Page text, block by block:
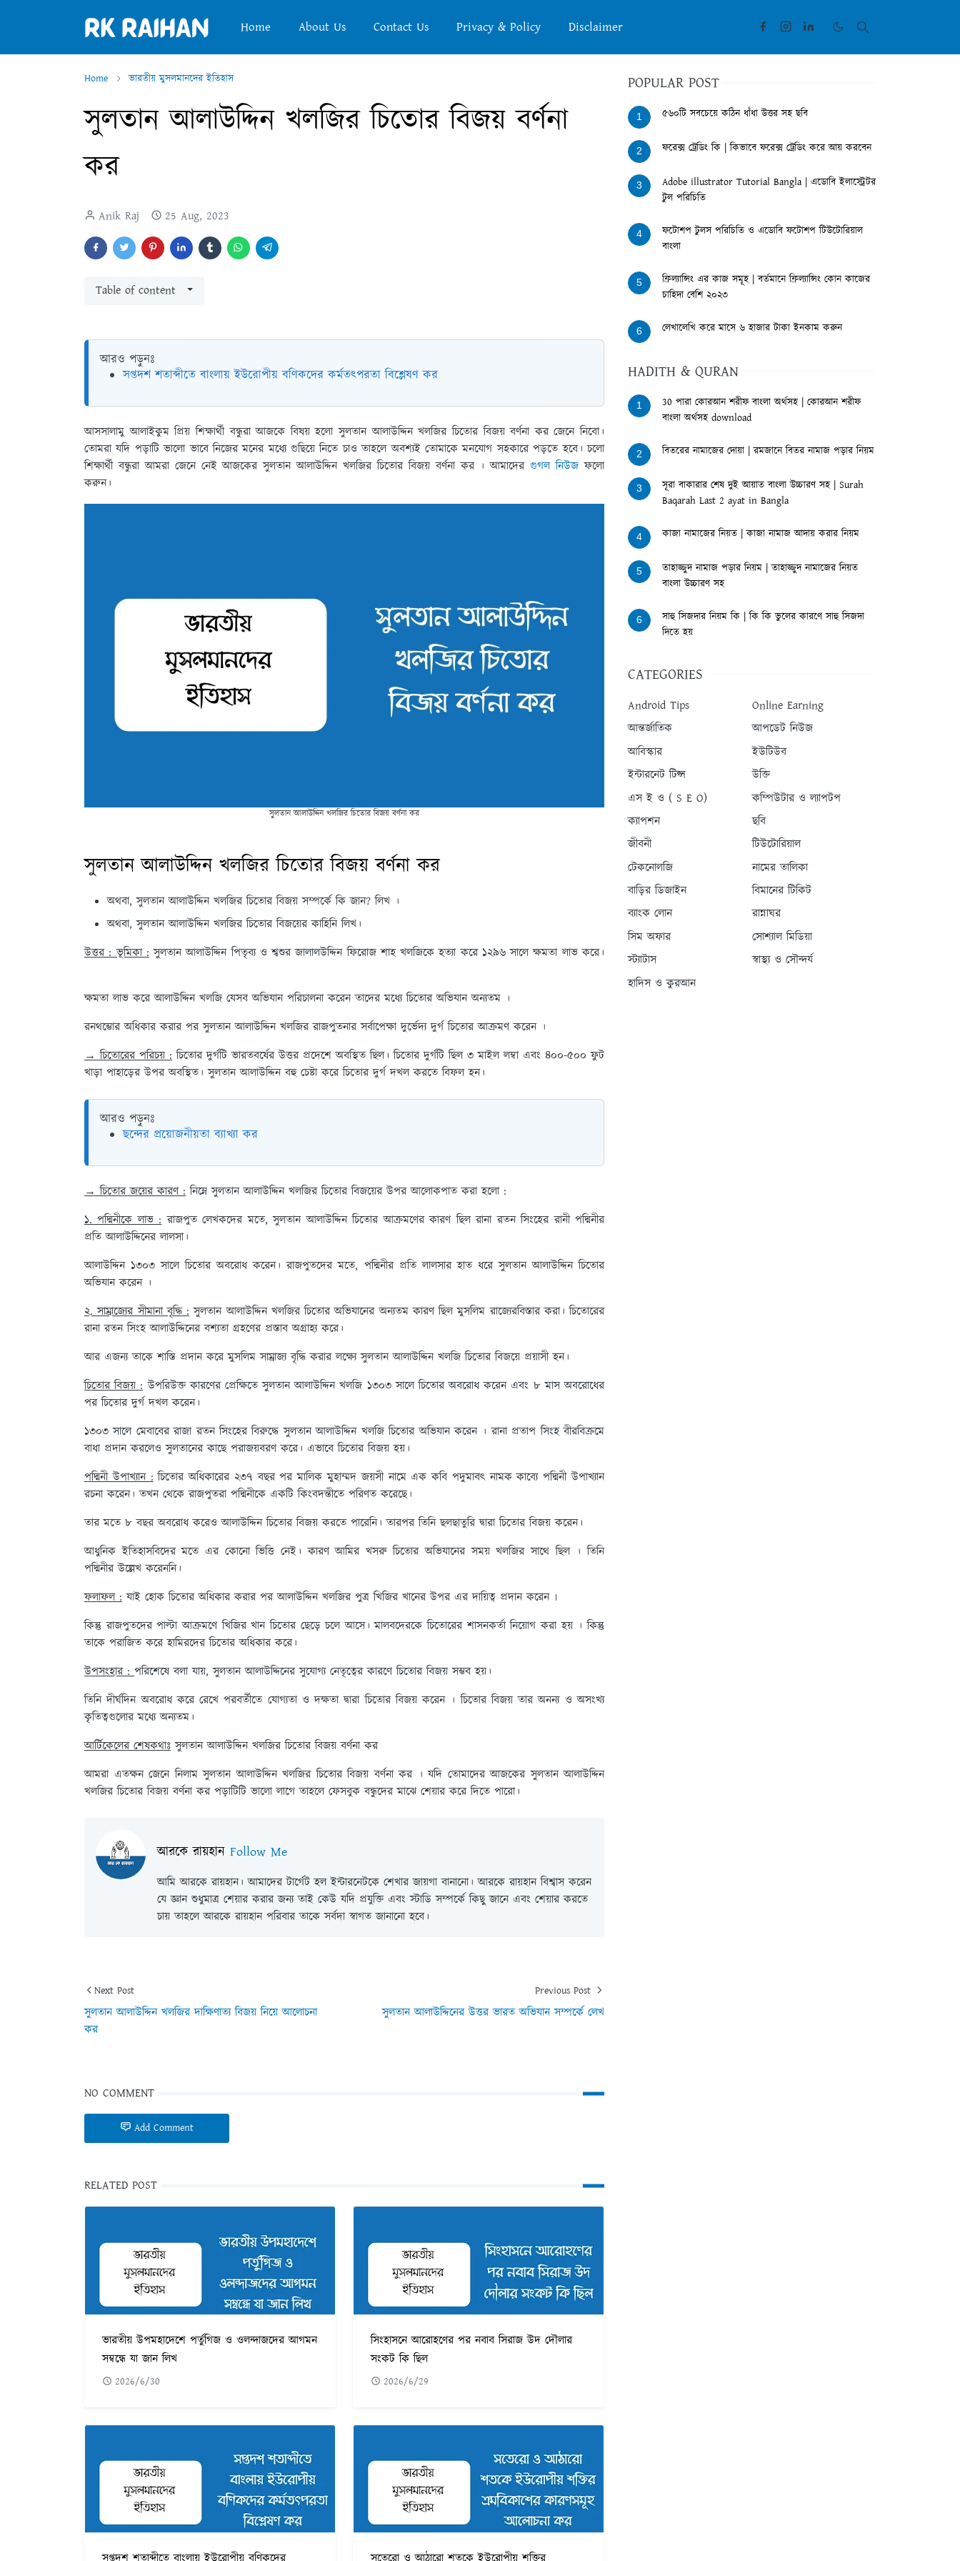
Home About Us Contact Us Privacy & Policy Disclaimer
Home ভারতীয় মুসলমানদের ইতিহাস
সুলতান আলাউদ্দিন খলজির চিতোর বিজয় বর্ণনা
কর
Anik Raj 25 Aug, 2023
Table of content
আরও পড়ুনঃ
সপ্তদশ শতাব্দীতে বাংলায় ইউরোপীয় বণিকদের কর্মতৎপরতা বিশ্লেষণ কর
আসসালামু আলাইকুম প্রিয় শিক্ষার্থী বন্ধুরা আজকে বিষয় হলো সুলতান আলাউদ্দিন খলজির চিতোর বিজয় বর্ণনা কর জেনে নিবো।
তোমরা যদি পড়াটি ভালো ভাবে নিজের মনের মধ্যে গুছিয়ে নিতে চাও তাহলে অবশ্যই তোমাকে মনযোগ সহকারে পড়তে হবে। চলো
শিক্ষার্থী বন্ধুরা আমরা জেনে নেই আজকের সুলতান আলাউদ্দিন খলজির চিতোর বিজয় বর্ণনা কর । আমাদেরগুগল নিউজ ফলো
করুন।
সুলতান আলাউদ্দিন খলজির চিতোর বিজয় বর্ণনা কর
সুলতান আলাউদ্দিন খলজির চিতোর বিজয় বর্ণনা কর
অথবা, সুলতান আলাউদ্দিন খলজির চিতোর বিজয় সম্পর্কে কি জান? লিখ ।
অথবা, সুলতান আলাউদ্দিন খলজির চিতোর বিজয়ের কাহিনি লিখ।
উত্তর : ভূমিকা :সুলতান আলাউদ্দিন পিতৃব্য ও শ্বশুর জালালউদ্দিন ফিরোজ শাহ খলজিকে হত্যা করে ১২৯৬ সালে ক্ষমতা লাভ করে।
ক্ষমতা লাভ করে আলাউদ্দিন খলজি যেসব অভিযান পরিচালনা করেন তাদের মধ্যে চিতোর অভিযান অন্যতম ।
রনথম্ভোর অধিকার করার পর সুলতান আলাউদ্দিন খলজির রাজপুতনার সর্বাপেক্ষা দুর্ভেদ্য দুর্গ চিতোর আক্রমণ করেন ।
→ চিতোরের পরিচয় : চিতোর দুর্গটি ভারতবর্ষের উত্তর প্রদেশে অবস্থিত ছিল। চিতোর দুর্গটি ছিল ৩ মাইল লম্বা এবং ৪০০-৫০০ ফুট
খাড়া পাহাড়ের উপর অবস্থিত। সুলতান আলাউদ্দিন বহু চেষ্টা করে চিতোর দুর্গ দখল করতে বিফল হন।
আরও পড়ুনঃ
ছন্দের প্রয়োজনীয়তা ব্যাখ্যা কর
→ চিতোর জয়ের কারণ : নিম্নে সুলতান আলাউদ্দিন খলজির চিতোর বিজয়ের উপর আলোকপাত করা হলো :
১. পদ্মিনীকে লাভ :রাজপুত লেখকদের মতে, সুলতান আলাউদ্দিন চিতোর আক্রমণের কারণ ছিল রানা রতন সিংহের রানী পদ্মিনীর
প্রতি আলাউদ্দিনের লালসা।
আলাউদ্দিন ১৩০৩ সালে চিতোর অবরোধ করেন। রাজপুতদের মতে, পদ্মিনীর প্রতি লালসার হাত ধরে সুলতান আলাউদ্দিন চিতোর
অভিযান করেন ।
২. সাম্রাজ্যের সীমানা বৃদ্ধি : সুলতান আলাউদ্দিন খলজির চিতোর অভিযানের অন্যতম কারণ ছিল মুসলিম রাজ্যেরবিস্তার করা। চিতোরের
রানা রতন সিংহ আলাউদ্দিনের বশ্যতা গ্রহণের প্রস্তাব অগ্রাহ্য করে।
আর এজন্য তাকে শাস্তি প্রদান করে মুসলিম সাম্রাজ্য বৃদ্ধি করার লক্ষ্যে সুলতান আলাউদ্দিন খলজি চিতোর বিজয়ে প্রয়াসী হন।
চিতোর বিজয় :উপরিউক্ত কারণের প্রেক্ষিতে সুলতান আলাউদ্দিন খলজি ১৩০৩ সালে চিতোর অবরোধ করেন এবং ৮ মাস অবরোধের
পর চিতোর দুর্গ দখল করেন।
১৩০৩ সালে মেবাবের রাজা রতন সিংহের বিরুদ্ধে সুলতান আলাউদ্দিন খলজি চিতোর অভিযান করেন । রানা প্রতাপ সিংহ বীরবিক্রমে
বাধা প্রদান করলেও সুলতানের কাছে পরাজয়বরণ করে। এভাবে চিতোর বিজয় হয়।
পদ্মিনী উপাখ্যান :চিতোর অধিকারের ২৩৭ বছর পর মালিক মুহাম্মদ জয়সী নামে এক কবি পদুমাবৎ নামক কাব্যে পদ্মিনী উপাখ্যান
রচনা করেন। তখন থেকে রাজপুতরা পদ্মিনীকে একটি কিংবদন্তীতে পরিণত করেছে।
তার মতে ৮ বছর অবরোধ করেও আলাউদ্দিন চিতোর বিজয় করতে পারেনি। তারপর তিনি ছলছাতুরি দ্বারা চিতোর বিজয় করেন।
আধুনিক ইতিহাসবিদের মতে এর কোনো ভিত্তি নেই। কারণ আমির খসরু চিতোর অভিযানের সময় খলজির সাথে ছিল । তিনি
পদ্মিনীর উল্লেখ করেননি।
ফলাফল : যাই হোক চিতোর অধিকার করার পর আলাউদ্দিন খলজির পুত্র খিজির খানের উপর এর দায়িত্ব প্রদান করেন ৷
কিন্তু রাজপুতদের পাল্টা আক্রমণে খিজির খান চিতোর ছেড়ে চলে আসে। মালবদেরকে চিতোরের শাসনকর্তা নিয়োগ করা হয় । কিন্তু
তাকে পরাজিত করে হামিরদের চিতোর অধিকার করে।
উপসংহার :পরিশেষে বলা যায়, সুলতান আলাউদ্দিনের সুযোগ্য নেতৃত্বের কারণে চিতোর বিজয় সম্ভব হয়।
তিনি দীর্ঘদিন অবরোধ করে রেখে পরবর্তীতে যোগ্যতা ও দক্ষতা দ্বারা চিতোর বিজয় করেন । চিতোর বিজয় তার অনন্য ও অসংখ্য
কৃতিত্বগুলোর মধ্যে অন্যতম।
আর্টিকেলের শেষকথাঃ সুলতান আলাউদ্দিন খলজির চিতোর বিজয় বর্ণনা কর
আমরা এতক্ষন জেনে নিলাম সুলতান আলাউদ্দিন খলজির চিতোর বিজয় বর্ণনা কর । যদি তোমাদের আজকের সুলতান আলাউদ্দিন
খলজির চিতোর বিজয় বর্ণনা কর পড়াটিটি ভালো লাগে তাহলে ফেসবুক বন্ধুদের মাঝে শেয়ার করে দিতে পারো।
আরকে রায়হান Follow Me
আমি আরকে রায়হান। আমাদের টার্গেট হল ইন্টারনেটকে শেখার জায়গা বানানো। আরকে রায়হান বিশ্বাস করেন
যে জ্ঞান শুধুমাত্র শেয়ার করার জন্য তাই কেউ যদি প্রযুক্তি এবং স্টাডি সম্পর্কে কিছু জানে এবং শেয়ার করতে
চায় তাহলে আরকে রায়হান পরিবার তাকে সর্বদা স্বাগত জানানো হবে।
Next Post
সুলতান আলাউদ্দিন খলজির দাক্ষিণাত্য বিজয় নিয়ে আলোচনা
কর
Previous Post
সুলতান আলাউদ্দিনের উত্তর ভারত অভিযান সম্পর্কে লেখ
NO COMMENT
Add Comment
RELATED POST
ভারতীয় উপমহাদেশে পর্তুগিজ ও ওলন্দাজদের আগমন
সম্বন্ধে যা জান লিখ
2026/6/30
সিংহাসনে আরোহণের পর নবাব সিরাজ উদ দৌলার
সংকট কি ছিল
2026/6/29
POPULAR POST
1 ৫৬০টি সবচেয়ে কঠিন ধাঁধা উত্তর সহ ছবি
2 ফরেক্স ট্রেডিং কি | কিভাবে ফরেক্স ট্রেডিং করে আয় করবেন
3
Adobe illustrator Tutorial Bangla | এডোবি ইলাস্ট্রেটর
টুল পরিচিতি
4
ফটোশপ টুলস পরিচিতি ও এডোবি ফটোশপ টিউটোরিয়াল
বাংলা
5
ফ্রিল্যান্সিং এর কাজ সমূহ | বর্তমানে ফ্রিল্যান্সিং কোন কাজের
চাহিদা বেশি ২০২৩
6 লেখালেখি করে মাসে ৬ হাজার টাকা ইনকাম করুন
HADITH & QURAN
1
30 পারা কোরআন শরীফ বাংলা অর্থসহ | কোরআন শরীফ
বাংলা অর্থসহ download
2 বিতরের নামাজের দোয়া | রমজানে বিতর নামাজ পড়ার নিয়ম
3
সূরা বাকারার শেষ দুই আয়াত বাংলা উচ্চারণ সহ | Surah
Baqarah Last 2 ayat in Bangla
4 কাজা নামাজের নিয়ত | কাজা নামাজ আদায় করার নিয়ম
5
তাহাজ্জুদ নামাজ পড়ার নিয়ম | তাহাজ্জুদ নামাজের নিয়ত
বাংলা উচ্চারণ সহ
6
সাহু সিজদার নিয়ম কি | কি কি ভুলের কারণে সাহু সিজদা
দিতে হয়
CATEGORIES
Android Tips
Online Earning
আন্তর্জাতিক
আপডেট নিউজ
আবিস্কার
ইউটিউব
ইন্টারনেট টিপ্স
উক্তি
এস ই ও ( S E O)
কম্পিউটার ও ল্যাপটপ
ক্যাপশন
ছবি
জীবনী
টিউটোরিয়াল
টেকনোলজি
নামের তালিকা
বাড়ির ডিজাইন
বিমানের টিকিট
ব্যাংক লোন
রান্নাঘর
সিম অফার
সোশ্যাল মিডিয়া
স্ট্যাটাস
স্বাস্থ্য ও সৌন্দর্য
হাদিস ও কুরআন